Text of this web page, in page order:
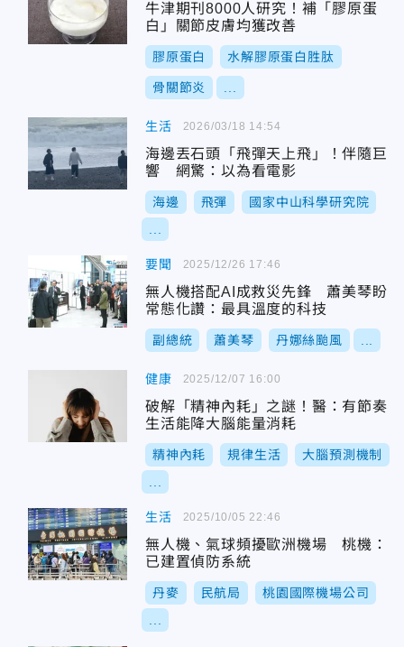
牛津期刊8000人研究！補「膠原蛋
白」關節皮膚均獲改善
膠原蛋白 水解膠原蛋白胜肽
骨關節炎
生活
海邊丟石頭「飛彈天上飛」！伴隨巨
響 網驚：以為看電影
海邊 飛彈 國家中山科學研究院
2026/03/18 14:54
要聞
無人機搭配AI成救災先鋒 蕭美琴盼
常態化讚：最具溫度的科技
副總統 蕭美琴 丹娜絲颱風
2025/12/26 17:46
健康
破解「精神內耗」之謎！醫：有節奏
生活能降大腦能量消耗
精神內耗 規律生活 大腦預測機制
2025/12/07 16:00
生活
無人機、氣球頻擾歐洲機場 桃機：
已建置偵防系統
丹麥 民航局 桃園國際機場公司
2025/10/05 22:46